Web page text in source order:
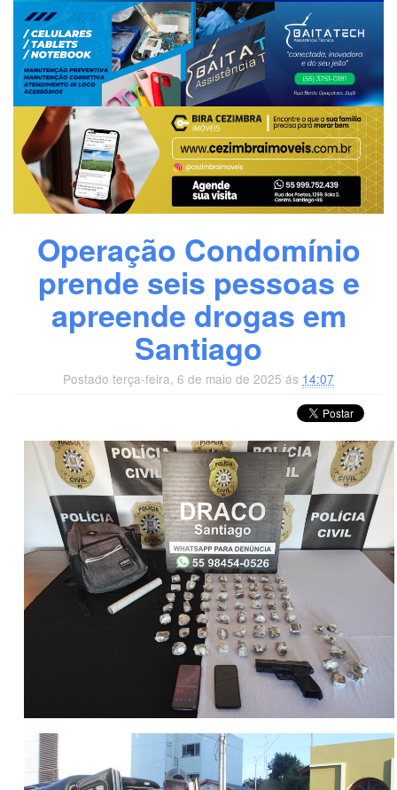
Operação Condomínio
prende seis pessoas e
apreende drogas em
Santiago
Postado terça-feira, 6 de maio de 2025 ás 14:07